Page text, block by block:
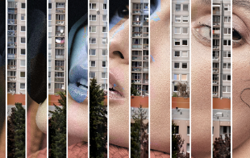
Vše o ČT